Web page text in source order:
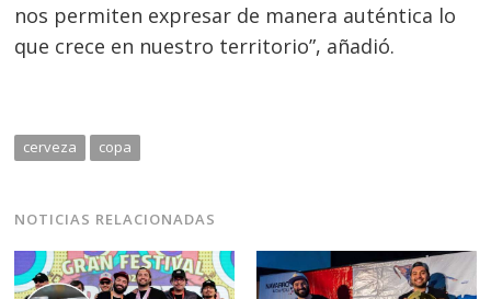
nos permiten expresar de manera auténtica lo
que crece en nuestro territorio”, añadió.
cerveza copa
NOTICIAS RELACIONADAS